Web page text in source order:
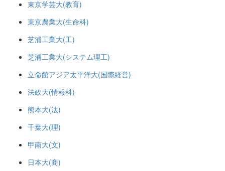
東京学芸大(教育)
東京農業大(生命科)
芝浦工業大(工)
芝浦工業大(システム理工)
立命館アジア太平洋大(国際経営)
法政大(情報科)
熊本大(法)
千葉大(理)
甲南大(文)
日本大(商)